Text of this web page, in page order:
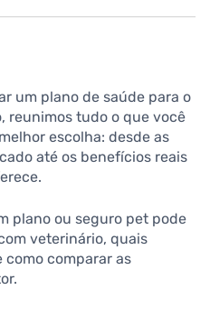
um plano de saúde para o
reunimos tudo o que você
escolha: desde as
até os benefícios reais
plano ou seguro pet pode
veterinário, quais
como comparar as